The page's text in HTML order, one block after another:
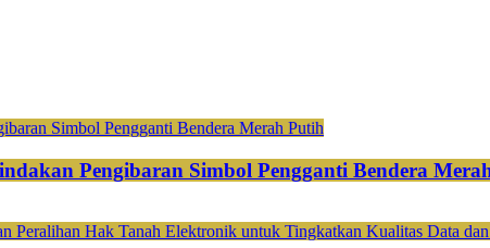
Pengibaran Simbol Pengganti Bendera